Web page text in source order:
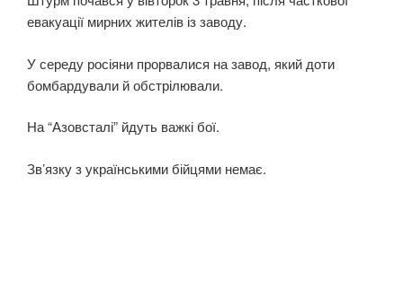
евакуації мирних жителів із заводу.
У середу росіяни прорвалися на завод, який доти
бомбардували й обстрілювали.
На “Азовсталі” йдуть важкі бої.
Зв’язку з українськими бійцями немає.